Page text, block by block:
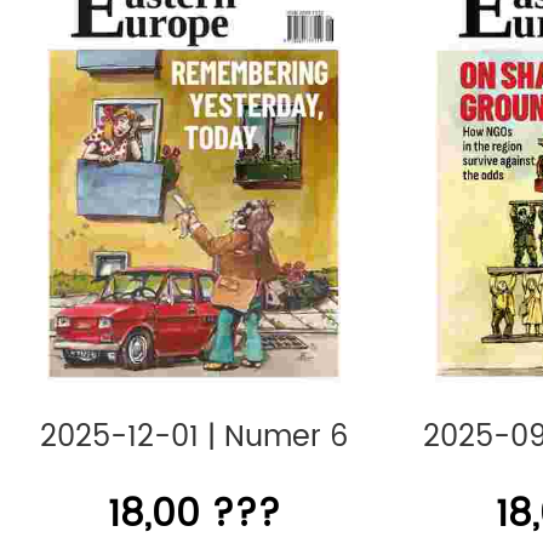
2025-12-01 | Numer 6
18,00 ???
2025-